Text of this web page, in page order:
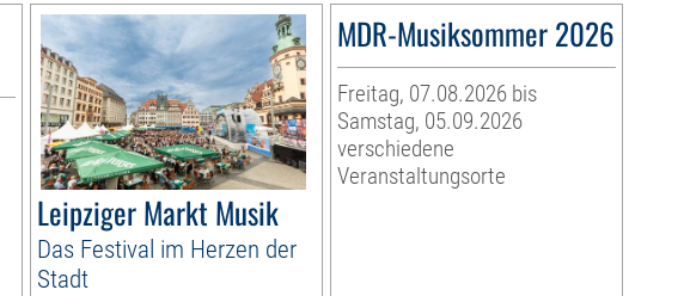
Leipziger Markt Musik
Das Festival im Herzen der
Stadt
MDR-Musiksommer 2026
Freitag, 07.08.2026 bis
Samstag, 05.09.2026
verschiedene
Veranstaltungsorte